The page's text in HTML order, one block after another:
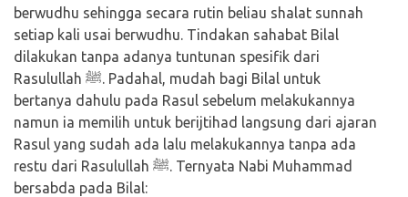
berwudhu sehingga secara rutin beliau shalat sunnah
setiap kali usai berwudhu. Tindakan sahabat Bilal
dilakukan tanpa adanya tuntunan spesifik dari
Rasulullah ﷺ. Padahal, mudah bagi Bilal untuk
bertanya dahulu pada Rasul sebelum melakukannya
namun ia memilih untuk berijtihad langsung dari ajaran
Rasul yang sudah ada lalu melakukannya tanpa ada
restu dari Rasulullah ﷺ. Ternyata Nabi Muhammad
bersabda pada Bilal: